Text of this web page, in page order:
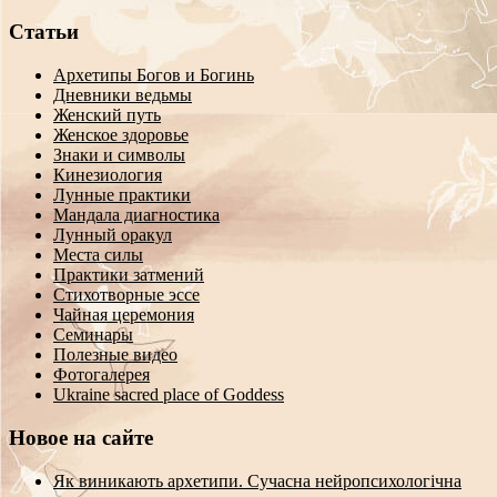
Статьи
Архетипы Богов и Богинь
Дневники ведьмы
Женский путь
Женское здоровье
Знаки и символы
Кинезиология
Лунные практики
Мандала диагностика
Лунный оракул
Места силы
Практики затмений
Стихотворные эссе
Чайная церемония
Семинары
Полезные видео
Фотогалерея
Ukraine sacred place of Goddess
Новое на сайте
Як виникають архетипи. Сучасна нейропсихологічна